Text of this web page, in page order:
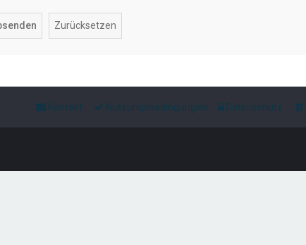
Datenschutz
Nutzungsbedingungen
Kontakt